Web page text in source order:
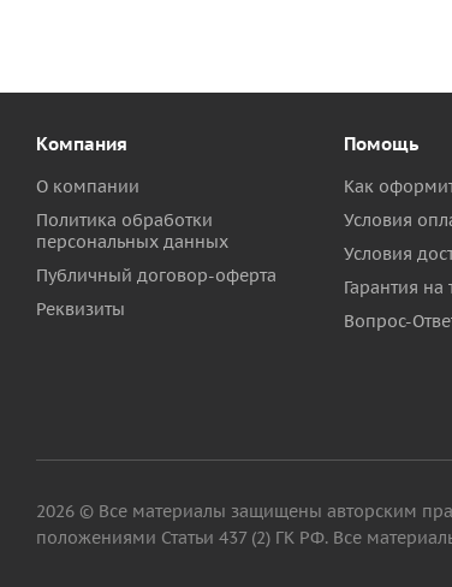
Компания
О компании
Политика обработки
персональных данных
Публичный договор-оферта
Реквизиты
Помощь
Как
Условия
Условия
Гарантия на
Вопрос-
2026 © Все материалы защищены авторским
положениями Статьи 437 (2) ГК РФ. Все